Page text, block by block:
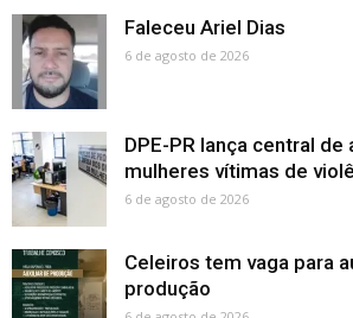
Faleceu Ariel Dias
6 de agosto de 2026
DPE-PR lança central
mulheres vítimas de
6 de agosto de 2026
Celeiros tem vaga para
produção